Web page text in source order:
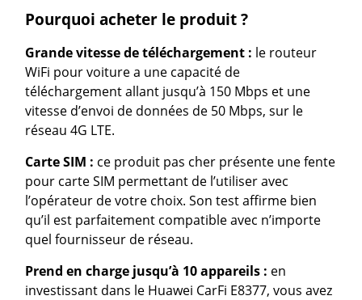
Pourquoi acheter le produit ?
Grande vitesse de téléchargement : le routeur
WiFi pour voiture a une capacité de
téléchargement allant jusqu’à 150 Mbps et une
vitesse d’envoi de données de 50 Mbps, sur le
réseau 4G LTE.
Carte SIM : ce produit pas cher présente une fente
pour carte SIM permettant de l’utiliser avec
l’opérateur de votre choix. Son test affirme bien
qu’il est parfaitement compatible avec n’importe
quel fournisseur de réseau.
Prend en charge jusqu’à 10 appareils : en
investissant dans le Huawei CarFi E8377, vous avez